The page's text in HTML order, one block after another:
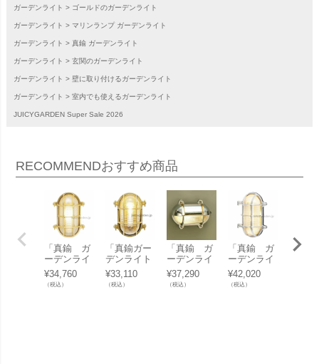
ガーデンライト ゴールドのガーデンライト
ガーデンライト マリンランプ ガーデンライト
ガーデンライト 真鍮 ガーデンライト
ガーデンライト 玄関のガーデンライト
ガーデンライト 壁に取り付けるガーデンライト
ガーデンライト 室内でも使えるガーデンライト
JUICYGARDEN Super Sale 2026
RECOMMENDおすすめ商品
「真鍮 ガ
ーデンライ
ト BH203
5CL LED」
¥34,760
（税込）
「真鍮ガー
デンライト
BH2036CL
LED」
¥33,110
（税込）
「真鍮 ガ
ーデンライ
ト BH243
6CRCL LE
D」
¥37,290
（税込）
「真鍮 ガ
ーデンライ
ト BH203
5CRCL LE
D」
¥42,020
（税込）
「真